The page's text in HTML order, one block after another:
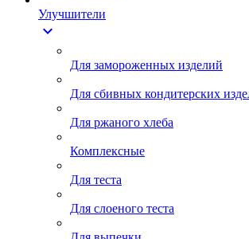
Улучшители
expand_more
Для замороженных изделий
Для сбивных кондитерских
Для ржаного хлеба
Комплексные
Для теста
Для слоеного теста